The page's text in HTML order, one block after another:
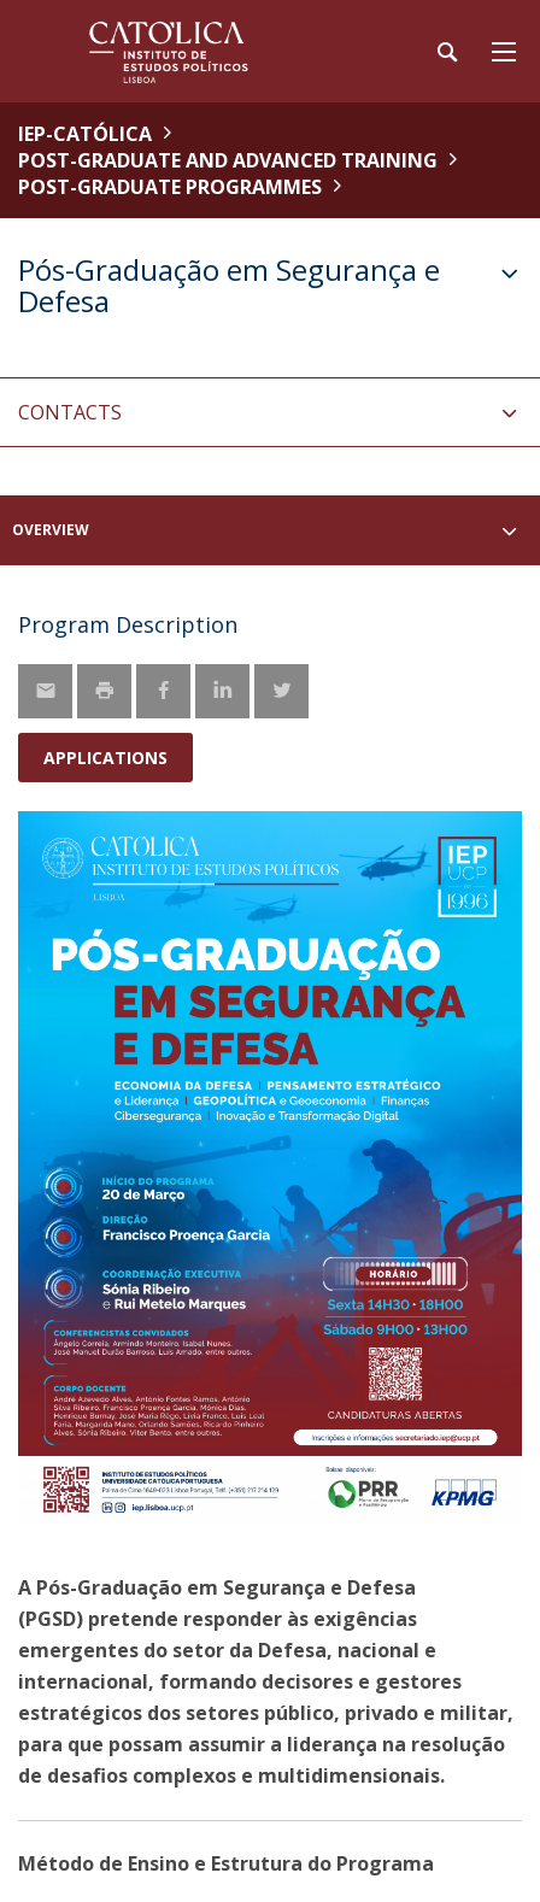
IEP-CATÓLICA
POST-GRADUATE AND ADVANCED TRAINING
POST-GRADUATE PROGRAMMES
Pós-Graduação em Segurança e
Defesa
CONTACTS
OVERVIEW
Program Description
APPLICATIONS
A Pós-Graduação em Segurança e Defesa
(PGSD) pretende responder às exigências
emergentes do setor da Defesa, nacional e
internacional, formando decisores e gestores
estratégicos dos setores público, privado e militar,
para que possam assumir a liderança na resolução
de desafios complexos e multidimensionais.
Método de Ensino e Estrutura do Programa